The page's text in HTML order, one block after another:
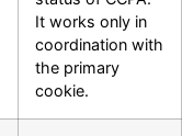
It works only in
coordination with
the primary
cookie.